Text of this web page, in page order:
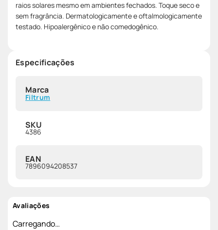
raios solares mesmo em ambientes fechados. Toque seco e
sem fragrância. Dermatologicamente e oftalmologicamente
testado. Hipoalergênico e não comedogênico.
Especificações
Marca
Filtrum
SKU
4386
EAN
7896094208537
Avaliações
Carregando…